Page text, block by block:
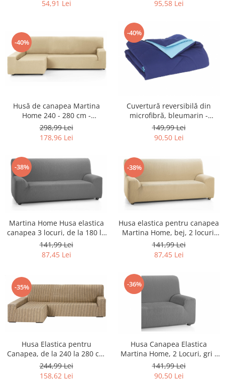
Sport & Activitati in aer liber
Accesorii antrenament
Accesorii Fitness
Camping
Ciclism
Sporturi acvatice
TV, Audio & Foto
Aparate Foto & Accesorii
Audio HI-FI & Profesionale
Camere video si sport
Home Cinema & Audio
Playere, Boxe & Casti
Telescoape & Optica
Bacanie
Ambalaje cadouri
Cadouri
Curatenie si intretinere
54,91 Lei 95,58 Lei
-40%
Husă de canapea Martina
Home 240 - 280 cm -
RESIGILAT
298,99 Lei
178,96 Lei
-40%
Cuvertură reversibilă din
microfibră, bleumarin -
RESIGILAT
149,99 Lei
90,50 Lei
-38%
Martina Home Husa elastica
canapea 3 locuri, de la 180 la
240 cm, Culoare Gri -
RESIGILAT
141,99 Lei
87,45 Lei
-38%
Husa elastica pentru canapea
Martina Home, bej, 2 locuri,
120 la 190 cm - RESIGILAT
141,99 Lei
87,45 Lei
-35%
Husa Elastica pentru
Canapea, de la 240 la 280 cm
- NOU
244,99 Lei
158,62 Lei
-36%
Husa Canapea Elastica
Martina Home, 2 Locuri, gri -
NOU
141,99 Lei
90,50 Lei